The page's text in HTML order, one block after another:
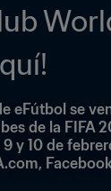
eFútbol se
de la FIFA
y 10 de